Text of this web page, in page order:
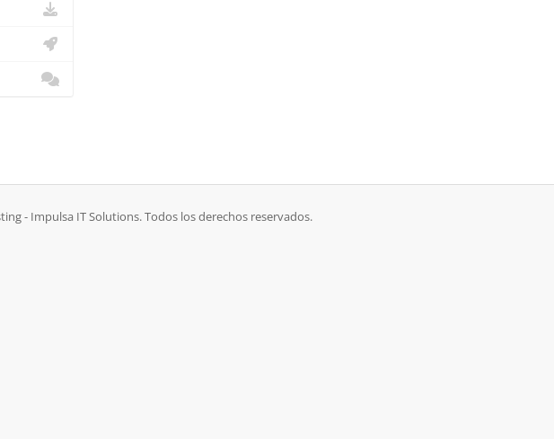
- Impulsa IT Solutions. Todos los derechos reservados.